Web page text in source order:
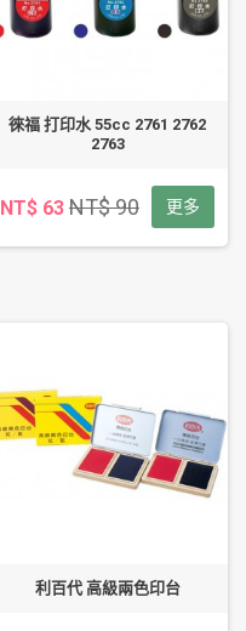
徠福 打印水 55cc 2761 2762
2763
NT$ 63 NT$ 90 更多
利百代 高級兩色印台